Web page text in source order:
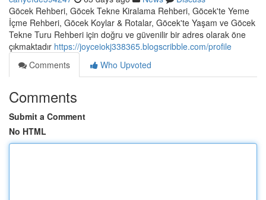
Göcek Rehberi, Göcek Tekne Kiralama Rehberi, Göcek'te Yeme
İçme Rehberi, Göcek Koylar & Rotalar, Göcek'te Yaşam ve Göcek
Tekne Turu Rehberi için doğru ve güvenilir bir adres olarak öne
çıkmaktadır https://joyceiokj338365.blogscribble.com/profile
Comments
Who Upvoted
Comments
Submit a Comment
No HTML